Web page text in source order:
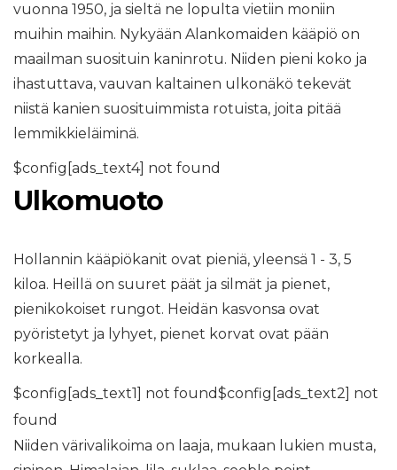
vuonna 1950, ja sieltä ne lopulta vietiin moniin
muihin maihin. Nykyään Alankomaiden kääpiö on
maailman suosituin kaninrotu. Niiden pieni koko ja
ihastuttava, vauvan kaltainen ulkonäkö tekevät
niistä kanien suosituimmista rotuista, joita pitää
lemmikkieläiminä.
$config[ads_text4] not found
Ulkomuoto
Hollannin kääpiökanit ovat pieniä, yleensä 1 - 3, 5
kiloa. Heillä on suuret päät ja silmät ja pienet,
pienikokoiset rungot. Heidän kasvonsa ovat
pyöristetyt ja lyhyet, pienet korvat ovat pään
korkealla.
$config[ads_text1] not found$config[ads_text2] not
found
Niiden värivalikoima on laaja, mukaan lukien musta,